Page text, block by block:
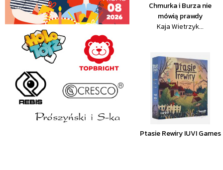
Chmurka i Burza nie
mówią prawdy
Kaja Wietrzyk...
Ptasie Rewiry IUVI Games